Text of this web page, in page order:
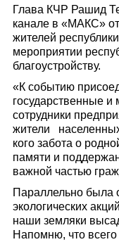
Глава КЧР Рашид
канале в «МАКС»
жителей
мероприятии
благоустройству.
«К событию
государственные
сотрудники
жители
кого забота о
памяти и
важной частью
Параллельно была
экологических
наши земляки
Напомню, что всего